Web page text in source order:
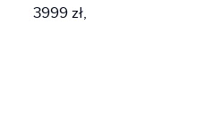
3999 zł,